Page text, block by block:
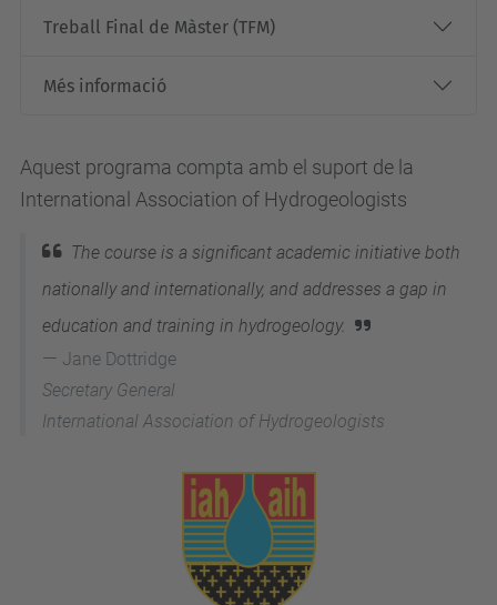
Treball Final de Màster (TFM)
Més informació
Aquest programa compta amb el suport de la
International Association of Hydrogeologists
The course is a significant academic initiative both
nationally and internationally, and addresses a gap in
education and training in hydrogeology.
Jane Dottridge
Secretary General
International Association of Hydrogeologists